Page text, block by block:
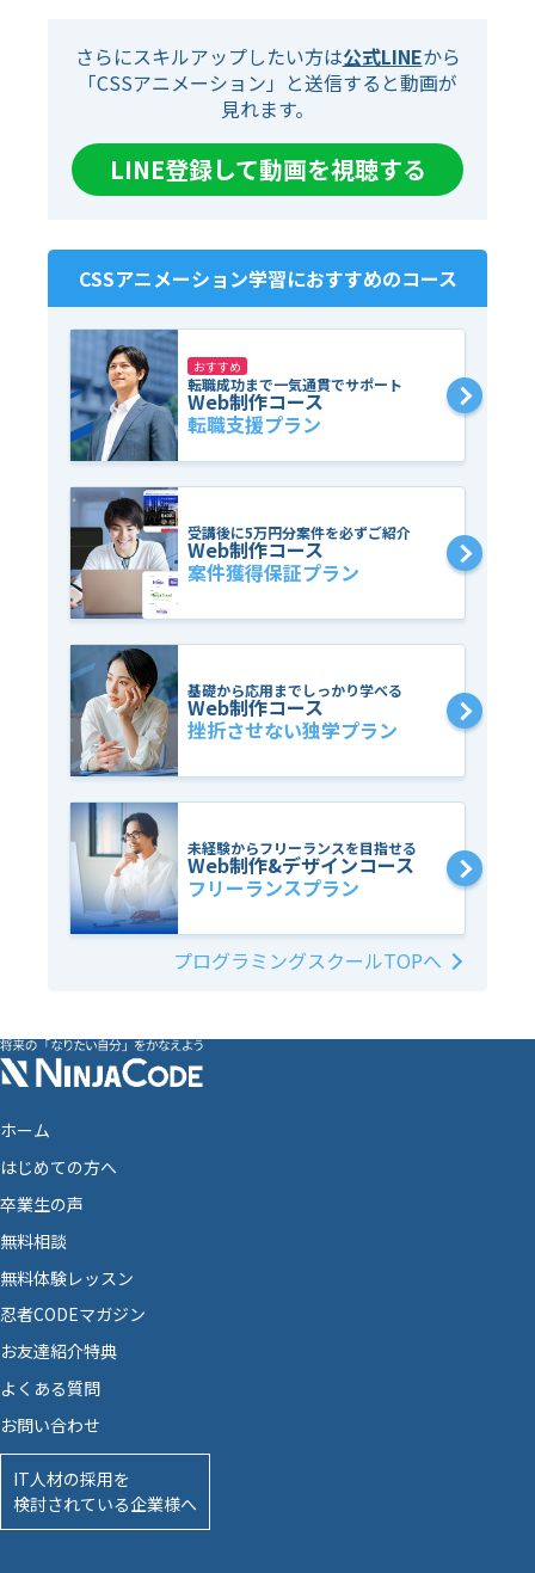
さらにスキルアップしたい方は公式LINEから
「CSSアニメーション」と送信すると動画が
見れます。
LINE登録して動画を視聴する
CSSアニメーション学習におすすめのコース
おすすめ
転職成功まで一気通貫でサポート
Web制作コース
転職支援プラン
受講後に5万円分案件を必ずご紹介
Web制作コース
案件獲得保証プラン
基礎から応用までしっかり学べる
Web制作コース
挫折させない独学プラン
未経験からフリーランスを目指せる
Web制作&デザインコース
フリーランスプラン
プログラミングスクールTOPへ
ホーム
はじめての方へ
卒業生の声
無料相談
無料体験レッスン
忍者CODEマガジン
お友達紹介特典
よくある質問
お問い合わせ
IT人材の採用を
検討されている企業様へ